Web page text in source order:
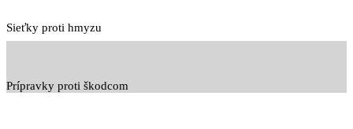
Sieťky proti hmyzu
Prípravky proti škodcom